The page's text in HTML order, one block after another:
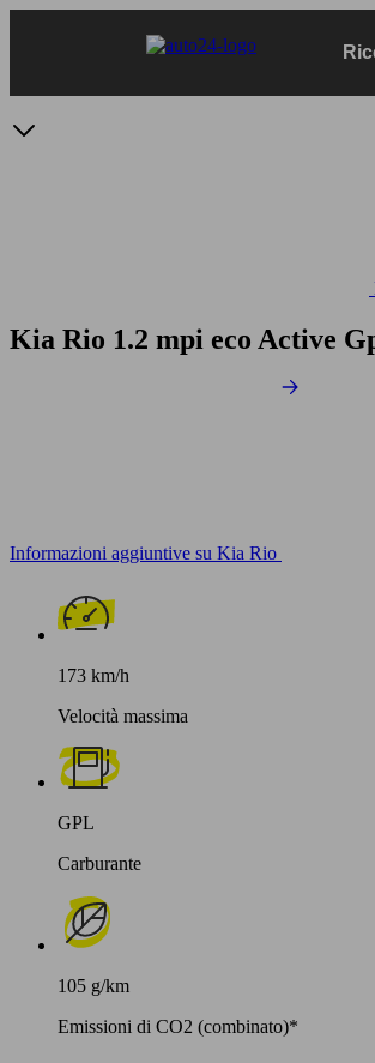
Kia Rio 1.2 mpi eco Active
Informazioni aggiuntive su Kia Rio
173 km/h
Velocità massima
GPL
Carburante
105 g/km
Emissioni di CO2 (combinato)*